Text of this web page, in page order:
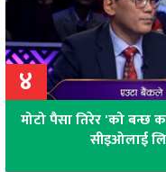
४
मोटो पैसा तिरेर 'को
सीइओलाई